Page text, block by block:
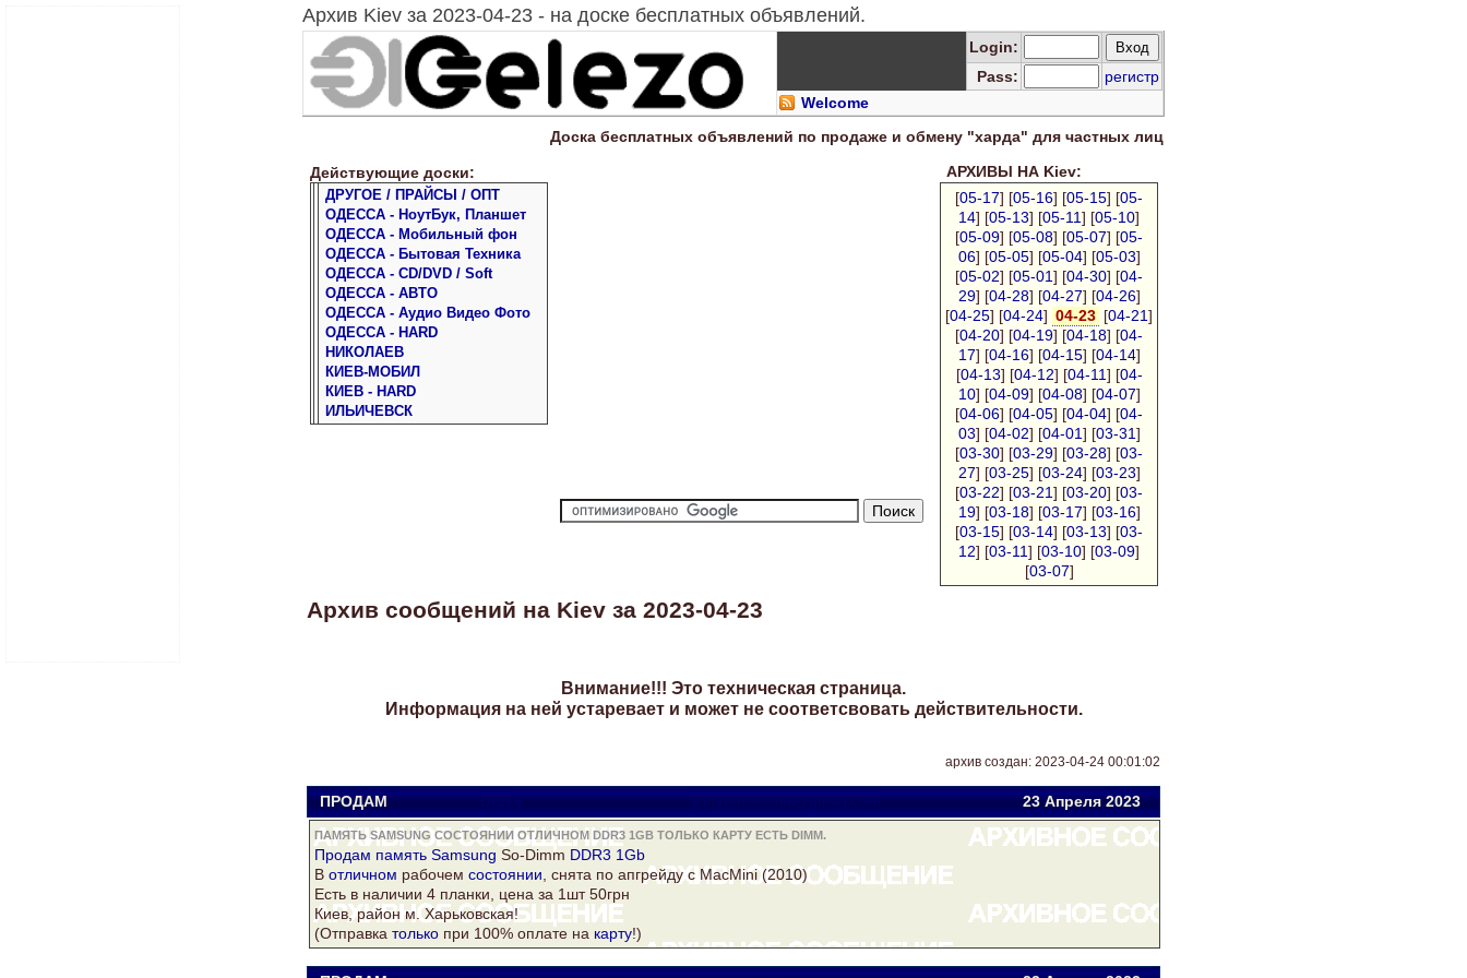
Архив Kiev за 2023-04-23 - на доске бесплатных объявлений.
Login:
Pass:
регистр
Welcome
Доска бесплатных объявлений по продаже и обмену "харда" для частных лиц
Действующие доски:
ДРУГОЕ / ПРАЙСЫ / ОПТ
ОДЕССА - НоутБук, Планшет
ОДЕССА - Мобильный фон
ОДЕССА - Бытовая Техника
ОДЕССА - CD/DVD / Soft
ОДЕССА - АВТО
ОДЕССА - Аудио Видео Фото
ОДЕССА - HARD
НИКОЛАЕВ
КИЕВ-МОБИЛ
КИЕВ - HARD
ИЛЬИЧЕВСК
АРХИВЫ НА Kiev:
[05-17] [05-16] [05-15] [05-
14] [05-13] [05-11] [05-10]
[05-09] [05-08] [05-07] [05-
06] [05-05] [05-04] [05-03]
[05-02] [05-01] [04-30] [04-
29] [04-28] [04-27] [04-26]
[04-25] [04-24] 04-23 [04-21]
[04-20] [04-19] [04-18] [04-
17] [04-16] [04-15] [04-14]
[04-13] [04-12] [04-11] [04-
10] [04-09] [04-08] [04-07]
[04-06] [04-05] [04-04] [04-
03] [04-02] [04-01] [03-31]
[03-30] [03-29] [03-28] [03-
27] [03-25] [03-24] [03-23]
[03-22] [03-21] [03-20] [03-
19] [03-18] [03-17] [03-16]
[03-15] [03-14] [03-13] [03-
12] [03-11] [03-10] [03-09]
[03-07]
Архив сообщений на Kiev за 2023-04-23
Внимание!!! Это техническая страница.
Информация на ней устаревает и может не соответсвовать действительности.
архив создан: 2023-04-24 00:01:02
ПРОДАМ Drake yuriytimoschuk@gmail.com 23 Апреля2023
ПАМЯТЬ SAMSUNG СОСТОЯНИИ ОТЛИЧНОМ DDR3 1GB ТОЛЬКО КАРТУ ЕСТЬ DIMM.
Продам память Samsung So-Dimm DDR3 1Gb
В отличном рабочем состоянии , снята по апгрейду с MacMini (2010)
Есть в наличии 4 планки, цена за 1шт 50грн
Киев, район м. Харьковская!
(Отправка только при 100% оплате на карту!)